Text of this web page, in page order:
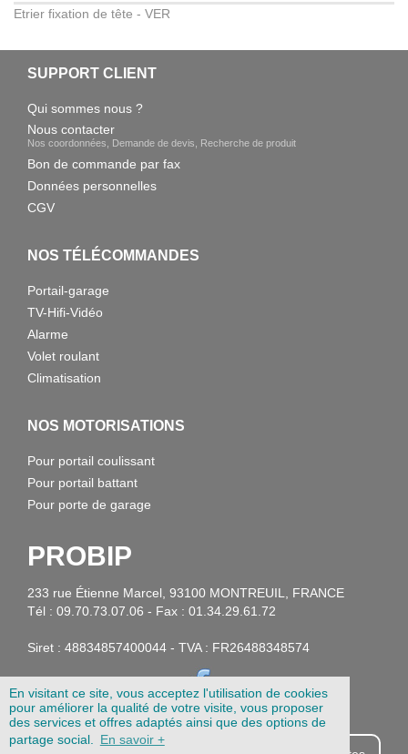
En visitant ce site, vous acceptez l'utilisation de cookies
pour améliorer la qualité de votre visite, vous proposer
des services et offres adaptés ainsi que des options de
partage social.
En savoir +
Etrier fixation de tête - VER
SUPPORT CLIENT
Qui sommes nous ?
Nous contacter
Nos coordonnées, Demande de devis, Recherche de produit
Bon de commande par fax
Données personnelles
CGV
NOS TÉLÉCOMMANDES
Portail-garage
TV-Hifi-Vidéo
Alarme
Volet roulant
Climatisation
NOS MOTORISATIONS
Pour portail coulissant
Pour portail battant
Pour porte de garage
PROBIP
233 rue Étienne Marcel, 93100 MONTREUIL, FRANCE
Tél : 09.70.73.07.06 - Fax : 01.34.29.61.72
Siret : 48834857400044 - TVA : FR26488348574